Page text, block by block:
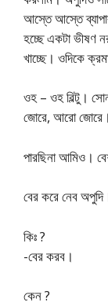
আস্তে আস্তে
হচ্ছে একটা ভীষণ
খাচ্ছে। ওদিকে
ওহ – ওহ বিল্টু।
জোরে, আরো
পারছিনা আমিও।
বের করে নেব
কিঃ ?
-বের করব।
কেন ?